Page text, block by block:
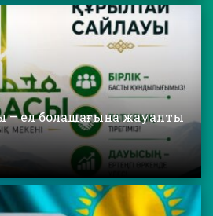
– ел болашағына жауапты